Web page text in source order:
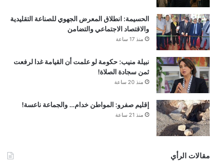
الحسيمة: انطلاق المعرض الجهوي للصناعة التقليدية
والاقتصاد الاجتماعي والتضامن
منذ 17 ساعة
نبيلة منيب: حكومة لو علمت أن القيامة غدا لرفعت
ثمن سجادة الصلاة!
منذ 20 ساعة
إقليم صفرو: المواطن خدام… والجماعة ناعسة!
منذ 21 ساعة
مقالات الرأي